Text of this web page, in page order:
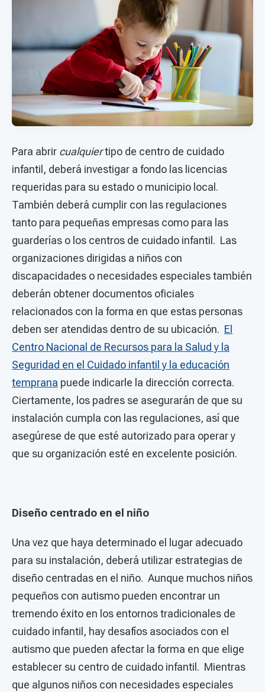
Para abrir cualquiertipo de centro de cuidado
infantil, deberá investigar a fondo las licencias
requeridas para su estado o municipio local.
También deberá cumplir con las regulaciones
tanto para pequeñas empresas como para las
guarderías o los centros de cuidado infantil. Las
organizaciones dirigidas a niños con
discapacidades o necesidades especiales también
deberán obtener documentos oficiales
relacionados con la forma en que estas personas
deben ser atendidas dentro de su ubicación. El
Centro Nacional de Recursos para la Salud y la
Seguridad en el Cuidado infantil y la educación
temprana puede indicarle la dirección correcta.
Ciertamente, los padres se asegurarán de que su
instalación cumpla con las regulaciones, así que
asegúrese de que esté autorizado para operar y
que su organización esté en excelente posición.
Diseño centrado en el niño
Una vez que haya determinado el lugar adecuado
para su instalación, deberá utilizar estrategias de
diseño centradas en el niño. Aunque muchos niños
pequeños con autismo pueden encontrar un
tremendo éxito en los entornos tradicionales de
cuidado infantil, hay desafíos asociados con el
autismo que pueden afectar la forma en que elige
establecer su centro de cuidado infantil. Mientras
que algunos niños con necesidades especiales